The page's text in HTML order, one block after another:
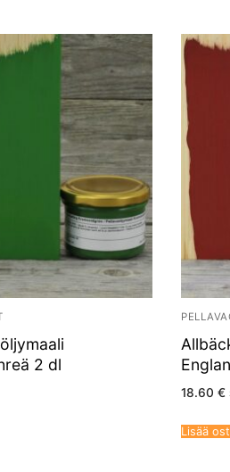
2 dl
18.60 €
Lisää